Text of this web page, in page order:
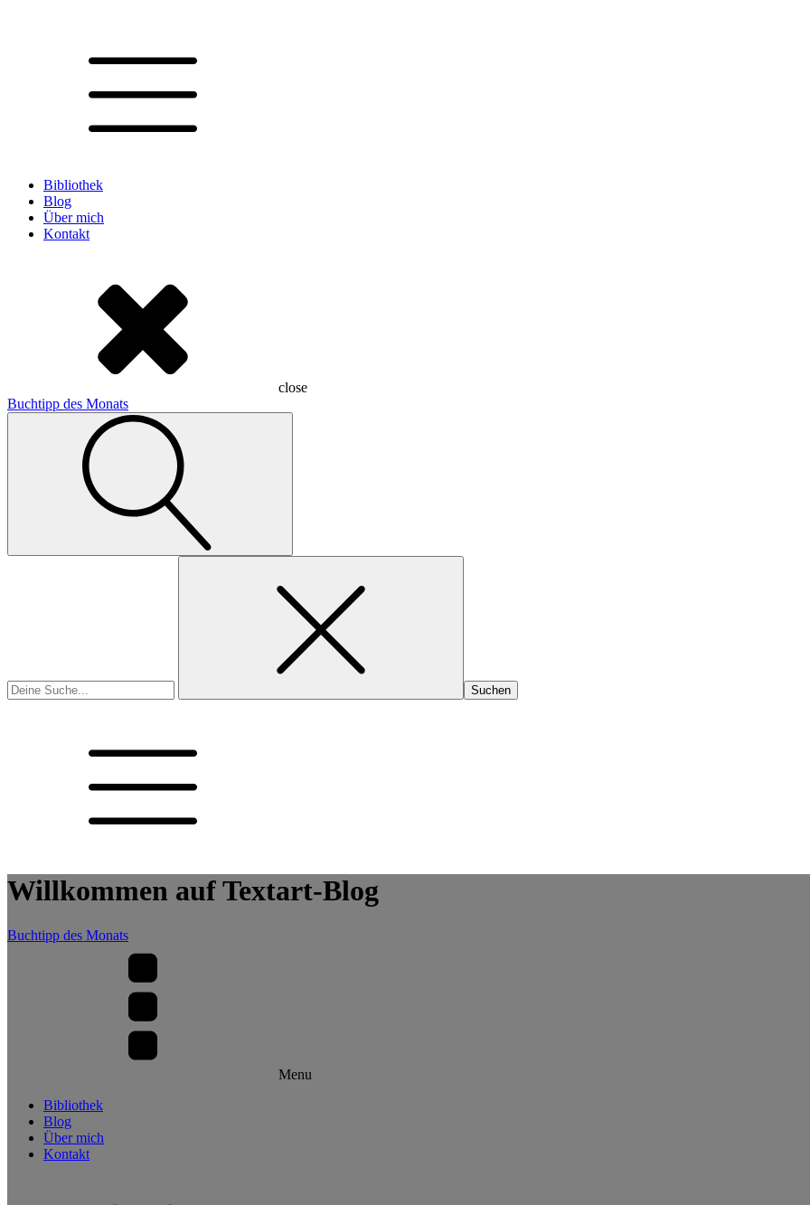
Bibliothek
Blog
Über mich
Kontakt
close
Buchtipp des Monats
Willkommen auf Textart-Blog
Buchtipp des Monats
Menu
Bibliothek
Blog
Über mich
Kontakt